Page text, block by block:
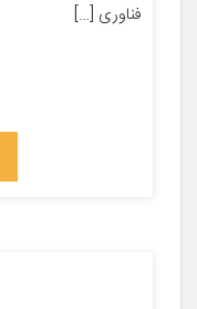
فناوری […]